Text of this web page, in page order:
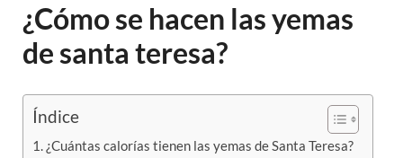
¿Cómo se hacen las yemas
de santa teresa?
Índice
¿Cuántas calorías tienen las yemas de Santa Teresa?